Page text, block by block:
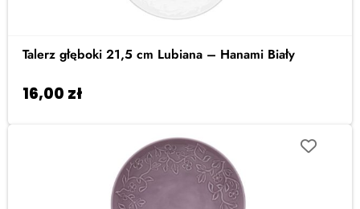
Talerz głęboki 21,5 cm Lubiana – Hanami Biały
16,00 zł